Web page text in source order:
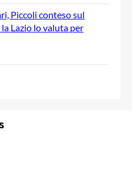
Piccoli conteso sul
Lazio lo valuta per